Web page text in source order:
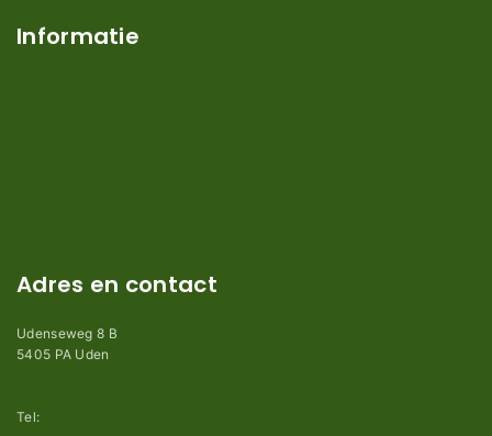
Informatie
Adres en contact
Udenseweg 8 B
5405 PA Uden
Tel: